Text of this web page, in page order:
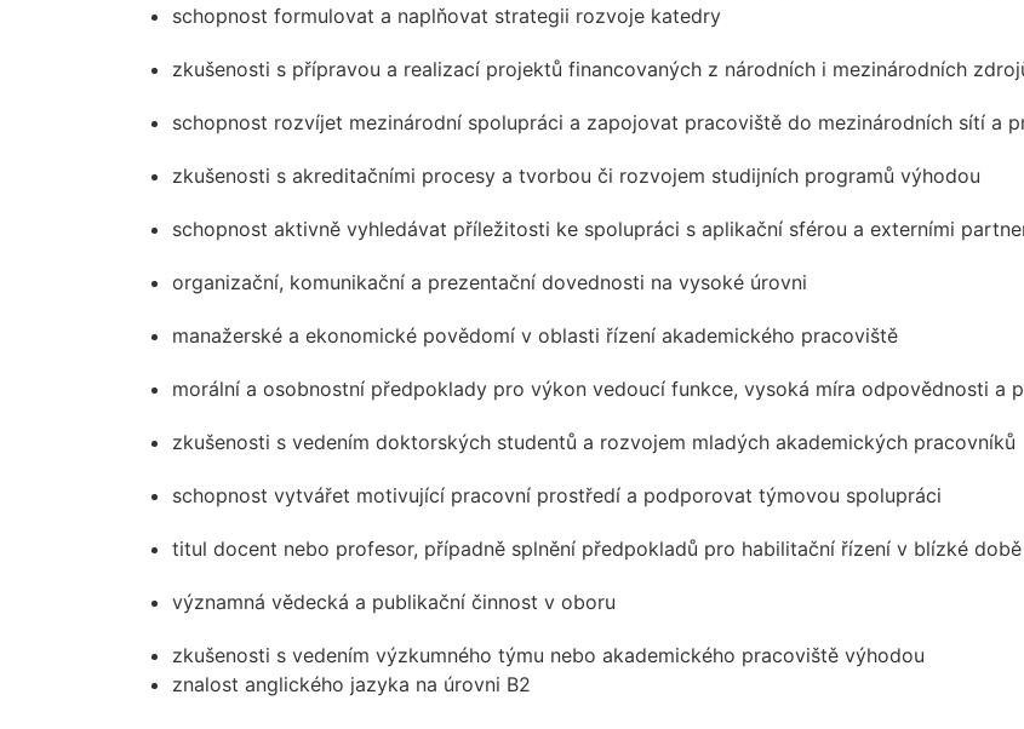
schopnost formulovat a naplňovat strategii rozvoje katedry
zkušenosti s přípravou a realizací projektů financovaných z národních i mezinárodních
schopnost rozvíjet mezinárodní spolupráci a zapojovat pracoviště do mezinárodních sítí a
zkušenosti s akreditačními procesy a tvorbou či rozvojem studijních programů výhodou
schopnost aktivně vyhledávat příležitosti ke spolupráci s aplikační sférou a externími
organizační, komunikační a prezentační dovednosti na vysoké úrovni
manažerské a ekonomické povědomí v oblasti řízení akademického pracoviště
morální a osobnostní předpoklady pro výkon vedoucí funkce, vysoká míra odpovědnosti a
zkušenosti s vedením doktorských studentů a rozvojem mladých akademických pracovníků
schopnost vytvářet motivující pracovní prostředí a podporovat týmovou spolupráci
titul docent nebo profesor, případně splnění předpokladů pro habilitační řízení v blízké době
významná vědecká a publikační činnost v oboru
zkušenosti s vedením výzkumného týmu nebo akademického pracoviště výhodou
znalost anglického jazyka na úrovni B2